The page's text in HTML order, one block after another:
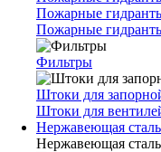
Пожарные
Пожарные
Фильтры
Штоки для
Штоки для
Нержавеющая сталь
Нержавеющая сталь